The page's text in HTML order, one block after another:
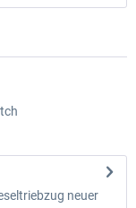
neuer